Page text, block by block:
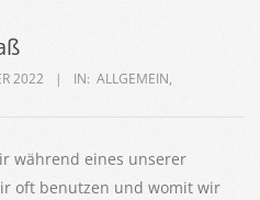
2022 IN: ALLGEMEIN,
während eines unserer
oft benutzen und womit wir